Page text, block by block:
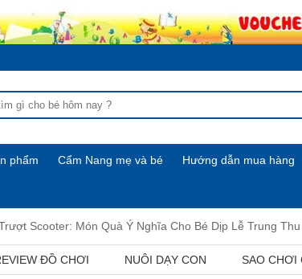
phẩm Cẩm Nang mẹ và bé Hướng dẫn mua hàng
Scooter: Món Quà Ý Nghĩa Cho Bé Dịp Lễ Trung Thu
ĐỒ CHƠI NUÔI DẠY CON SAO CHƠI